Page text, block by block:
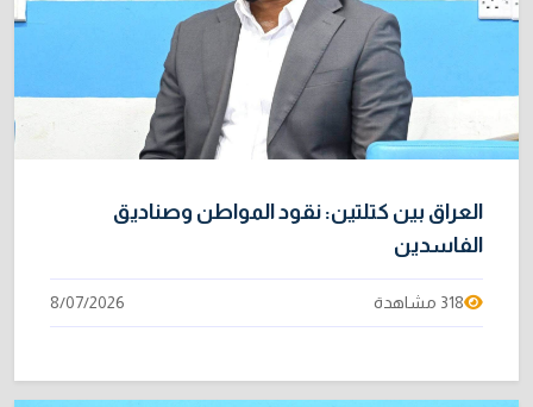
العراق بين كتلتين: نقود المواطن وصناديق
الفاسدين
318 مشاهدة 8/07/2026